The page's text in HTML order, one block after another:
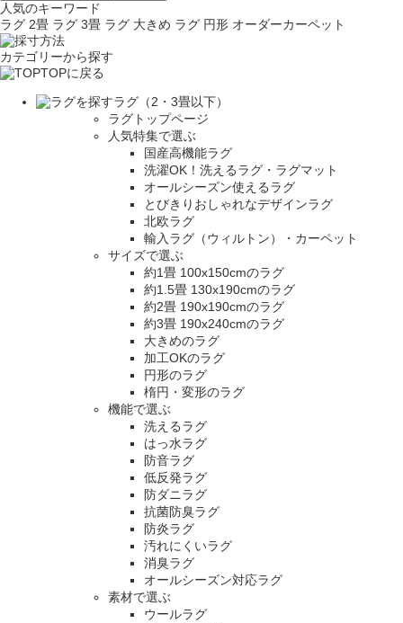
人気のキーワード
ラグ 2畳 ラグ 3畳 ラグ 大きめ ラグ 円形 オーダーカーペット
カテゴリーから探す
TOPに戻る
ラグ（2・3畳以下）
ラグトップページ
人気特集で選ぶ
国産高機能ラグ
洗濯OK！洗えるラグ・ラグマット
オールシーズン使えるラグ
とびきりおしゃれなデザインラグ
北欧ラグ
輸入ラグ（ウィルトン）・カーペット
サイズで選ぶ
約1畳 100x150cmのラグ
約1.5畳 130x190cmのラグ
約2畳 190x190cmのラグ
約3畳 190x240cmのラグ
大きめのラグ
加工OKのラグ
円形のラグ
楕円・変形のラグ
機能で選ぶ
洗えるラグ
はっ水ラグ
防音ラグ
低反発ラグ
防ダニラグ
抗菌防臭ラグ
防炎ラグ
汚れにくいラグ
消臭ラグ
オールシーズン対応ラグ
素材で選ぶ
ウールラグ